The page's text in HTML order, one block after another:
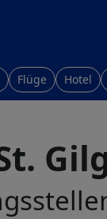
Flüge Hotel